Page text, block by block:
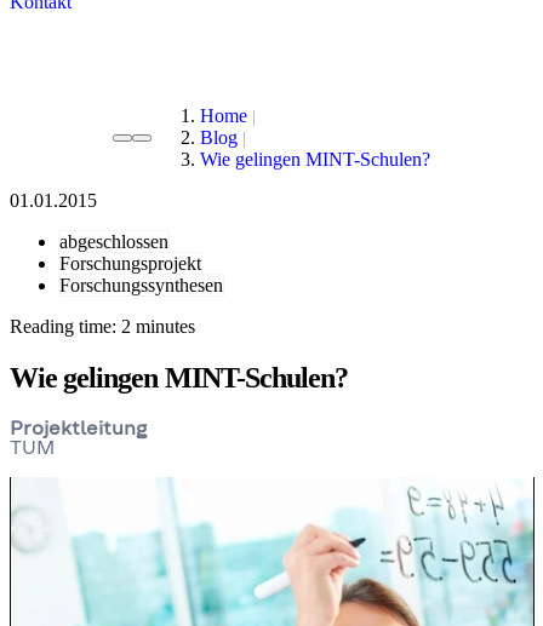
Home
Blog
Wie gelingen MINT-Schulen?
01.01.2015
abgeschlossen
Forschungsprojekt
Forschungssynthesen
Reading time:
Wie gelingen MINT-Schulen?
Projektleitung
TUM